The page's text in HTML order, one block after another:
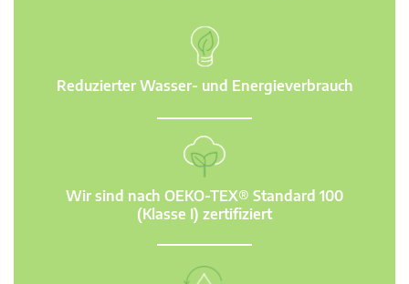
Reduzierter Wasser- und Energieverbrauch
Wir sind nach OEKO-TEX® Standard 100
(Klasse I) zertifiziert